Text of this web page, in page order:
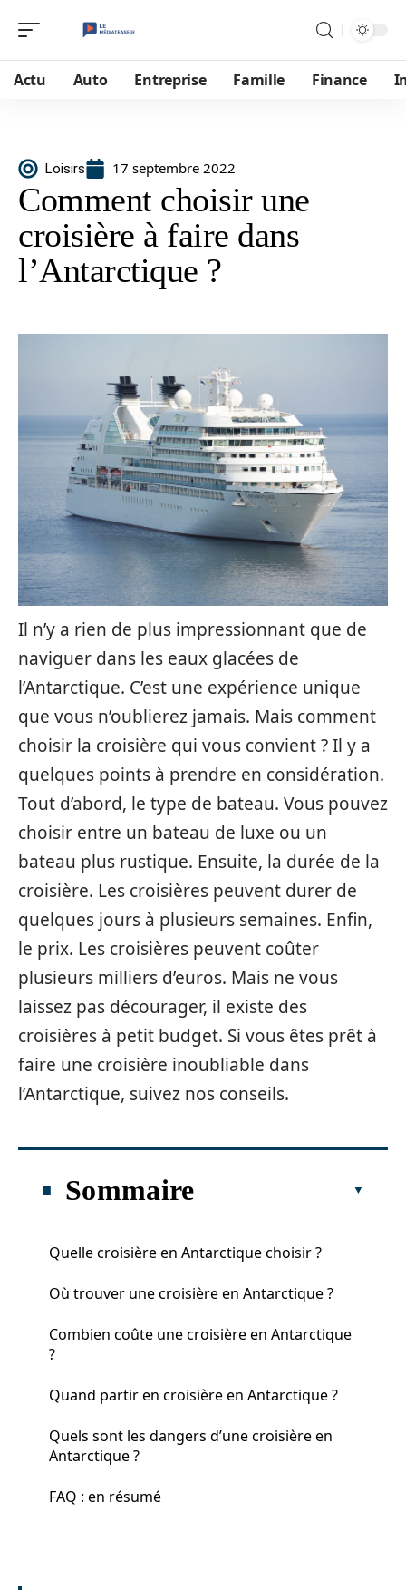
Actu Auto Entreprise Famille Finance
Loisirs 17 septembre 2022
Comment choisir une
croisière à faire dans
l’Antarctique ?
Il n’y a rien de plus impressionnant que de
naviguer dans les eaux glacées de
l’Antarctique. C’est une expérience unique
que vous n’oublierez jamais. Mais comment
choisir la croisière qui vous convient ? Il y a
quelques points à prendre en considération.
Tout d’abord, le type de bateau. Vous pouvez
choisir entre un bateau de luxe ou un
bateau plus rustique. Ensuite, la durée de la
croisière. Les croisières peuvent durer de
quelques jours à plusieurs semaines. Enfin,
le prix. Les croisières peuvent coûter
plusieurs milliers d’euros. Mais ne vous
laissez pas décourager, il existe des
croisières à petit budget. Si vous êtes prêt à
faire une croisière inoubliable dans
l’Antarctique, suivez nos conseils.
Sommaire
Quelle croisière en Antarctique choisir ?
Où trouver une croisière en Antarctique ?
Combien coûte une croisière en Antarctique
?
Quand partir en croisière en Antarctique ?
Quels sont les dangers d’une croisière en
Antarctique ?
FAQ : en résumé